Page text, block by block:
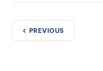
PREVIOUS